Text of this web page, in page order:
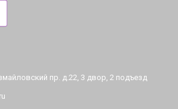
пр. д.22, 3 двор, 2 подъезд